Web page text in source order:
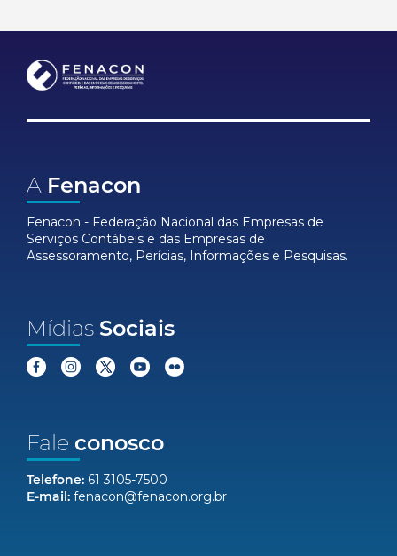
A Fenacon
Fenacon - Federação Nacional das Empresas de
Serviços Contábeis e das Empresas de
Assessoramento, Perícias, Informações e Pesquisas.
Mídias Sociais
Fale conosco
Telefone: 61 3105-7500
E-mail: fenacon@fenacon.org.br